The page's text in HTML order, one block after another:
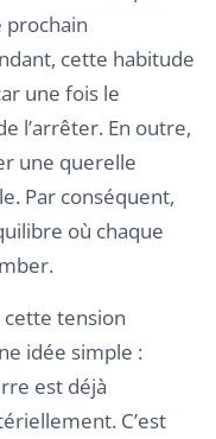
prochain
cette habitude
une fois le
l’arrêter. En outre,
une querelle
Par conséquent,
où chaque
tension
idée simple :
est déjà
C’est